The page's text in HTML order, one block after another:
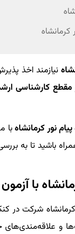
نیازمند اخذ
کارشناسی
نور کرمانشاهبا
باشید تا به
با آزمون
شرکت در
و علاقه‌مندی‌های